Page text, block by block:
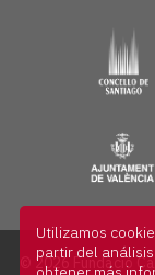
© 2026 Fundació
Utilizamos
partir del